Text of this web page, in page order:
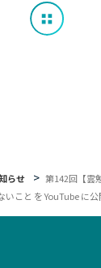
一
らせ
第142回【雲
こと を YouTube に